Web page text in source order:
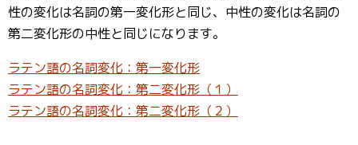
性の変化は名詞の第一変化形と同じ、中性の変化は名詞の
第二変化形の中性と同じになります。
ラテン語の名詞変化：第一変化形
ラテン語の名詞変化：第二変化形（１）
ラテン語の名詞変化：第二変化形（２）